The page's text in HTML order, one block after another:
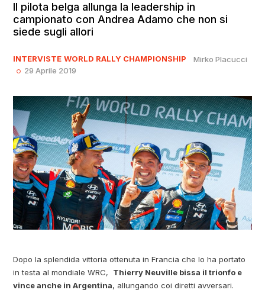
Il pilota belga allunga la leadership in
campionato con Andrea Adamo che non si
siede sugli allori
INTERVISTE WORLD RALLY CHAMPIONSHIP
Mirko Placucci
29 Aprile 2019
Dopo la splendida vittoria ottenuta in Francia che lo ha portato
in testa al mondiale WRC, Thierry Neuville bissa il trionfo e
vince anche in Argentina, allungando coi diretti avversari.